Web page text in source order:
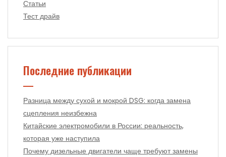
Статьи
Тест драйв
Последние публикации
Разница между сухой и мокрой DSG: когда замена
сцепления неизбежна
Китайские электромобили в России: реальность,
которая уже наступила
Почему дизельные двигатели чаще требуют замены